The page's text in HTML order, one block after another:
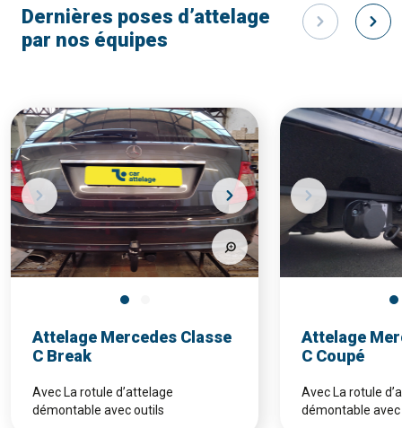
Dernières poses d’attelage
par nos équipes
Attelage Mercedes Classe
C Break
Avec La rotule d’attelage
démontable avec outils
Attelage
C Coupé
Avec La rotule
démontable